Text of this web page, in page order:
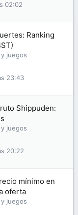
02:02
Ranking
juegos
23:43
Shippuden:
juegos
20:22
mínimo en
oferta
juegos